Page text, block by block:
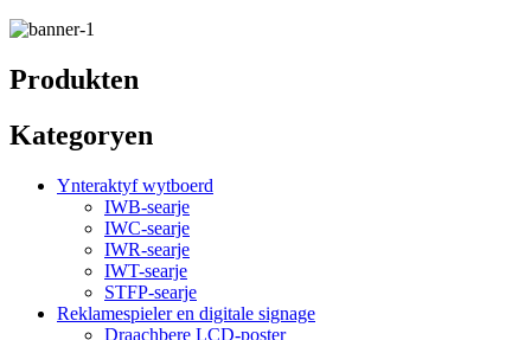
Produkten
Kategoryen
Ynteraktyf wytboerd
IWB-searje
IWC-searje
IWR-searje
IWT-searje
STFP-searje
Reklamespieler en digitale signage
Draachbere LCD-poster